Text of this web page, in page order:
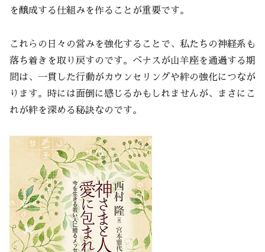
を醸成する仕組みを作ることが重要です。
これらの日々の営みを強化することで、私たちの神経系も
落ち着きを取り戻すのです。ベナスが山羊座を通過する期
間は、一貫した行動がカウンセリングや絆の強化につなが
ります。時には面倒に感じるかもしれませんが、まさにこ
れが絆を深める秘訣なのです。